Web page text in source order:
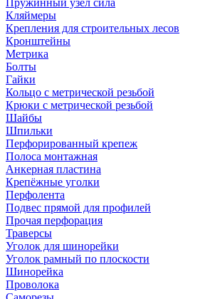
Пружинный узел сила
Кляймеры
Крепления для строительных лесов
Кронштейны
Метрика
Болты
Гайки
Кольцо с метрической резьбой
Крюки с метрической резьбой
Шайбы
Шпильки
Перфорированный крепеж
Полоса монтажная
Анкерная пластина
Крепёжные уголки
Перфолента
Подвес прямой для профилей
Прочая перфорация
Траверсы
Уголок для шинорейки
Уголок рамный по плоскости
Шинорейка
Проволока